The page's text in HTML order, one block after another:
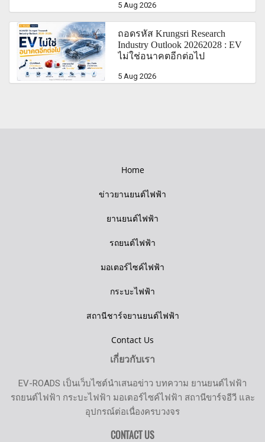
5 Aug 2026
ถอดรหัส Krungsri Research
Industry Outlook 20262028 : EV
ไม่ใช่อนาคตอีกต่อไป
5 Aug 2026
Home
ข่าวยานยนต์ไฟฟ้า
ยานยนต์ไฟฟ้า
รถยนต์ไฟฟ้า
มอเตอร์ไซค์ไฟฟ้า
กระบะไฟฟ้า
สถานีชาร์จยานยนต์ไฟฟ้า
Contact Us
เกี่ยวกับเรา
EV-ROADS เป็นเว็บไซต์นำเสนอข่าว บทความ ยานยนต์ไฟฟ้า
รถยนต์ไฟฟ้า กระบะไฟฟ้า มอเตอร์ไซค์ไฟฟ้า สถานีขาร์จอีวี และ
อุปกรณ์ต่อเนื่องครบวงจร
CONTACT US